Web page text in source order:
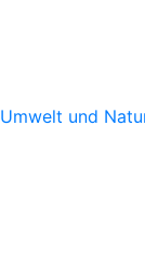
Umwelt und